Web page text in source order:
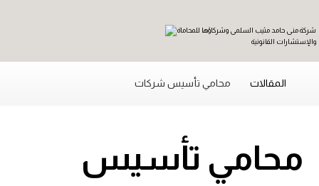
المقالات محامي تأسيس شركات
محامي تأسيس